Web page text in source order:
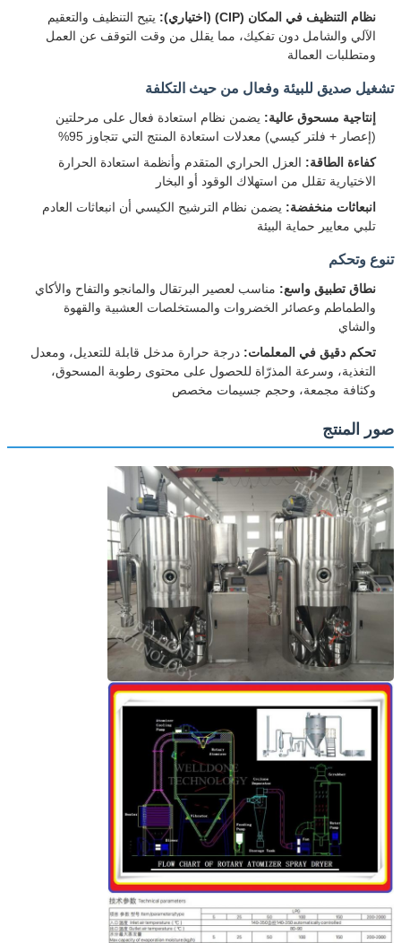
نظام التنظيف في المكان (CIP) (اختياري):
يتيح التنظيف والتعقيم
الآلي والشامل دون تفكيك، مما يقلل من وقت التوقف عن العمل
ومتطلبات العمالة
تشغيل صديق للبيئة وفعال من حيث التكلفة
إنتاجية مسحوق عالية: يضمن نظام استعادة فعال على مرحلتين
(إعصار + فلتر كيسي) معدلات استعادة المنتج التي تتجاوز 95%
كفاءة الطاقة: العزل الحراري المتقدم وأنظمة استعادة الحرارة
الاختيارية تقلل من استهلاك الوقود أو البخار
انبعاثات منخفضة: يضمن نظام الترشيح الكيسي أن انبعاثات العادم
تلبي معايير حماية البيئة
تنوع وتحكم
نطاق تطبيق واسع: مناسب لعصير البرتقال والمانجو والتفاح والأكاي
والطماطم وعصائر الخضروات والمستخلصات العشبية والقهوة
والشاي
تحكم دقيق في المعلمات: درجة حرارة مدخل قابلة للتعديل، ومعدل
التغذية، وسرعة المذرّاة للحصول على محتوى رطوبة المسحوق،
وكثافة مجمعة، وحجم جسيمات مخصص
صور المنتج